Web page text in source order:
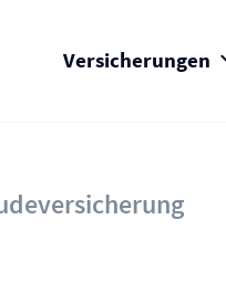
Versicherungen